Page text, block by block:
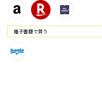
電⼦書籍で買う